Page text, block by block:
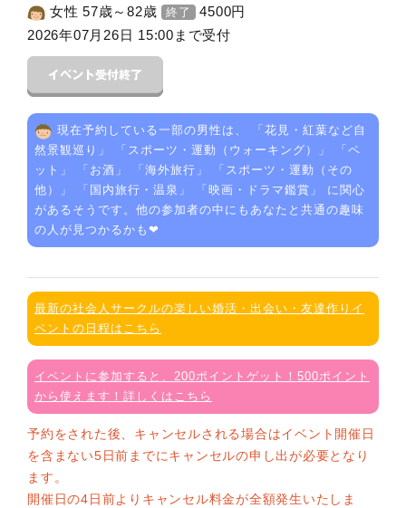
女性 57歳～82歳 終了 4500円
2026年07月26日 15:00まで受付
現在予約している一部の男性は、 「 花見・紅葉など自
然景観巡り 」 「 スポーツ・運動（ウォーキング） 」 「 ペ
ット 」 「 お酒 」 「 海外旅行 」 「 スポーツ・運動（その
他）
」 「 国内旅行・温泉 」 「 映画・ドラマ鑑賞 」 に関心
があるそうです。他の参加者の中にもあなたと共通の趣味
の人が見つかるかも❤
最新の社会人サークルの楽しい婚活・出会い・友達作りイ
ベントの日程はこちら
イベントに参加すると、200ポイントゲット！500ポイント
から使えます！詳しくはこちら
予約をされた後、キャンセルされる場合はイベント開催日
を含まない5日前までにキャンセルの申し出が必要となり
ます。
開催日の4日前よりキャンセル料金が全額発生いたしま